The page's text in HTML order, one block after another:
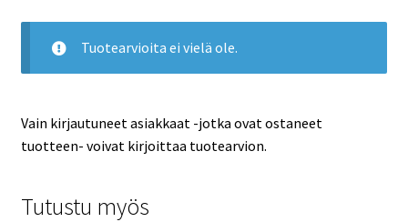
Tuotearvioita ei vielä ole.
Vain kirjautuneet asiakkaat -jotka ovat ostaneet
tuotteen- voivat kirjoittaa tuotearvion.
Tutustu myös